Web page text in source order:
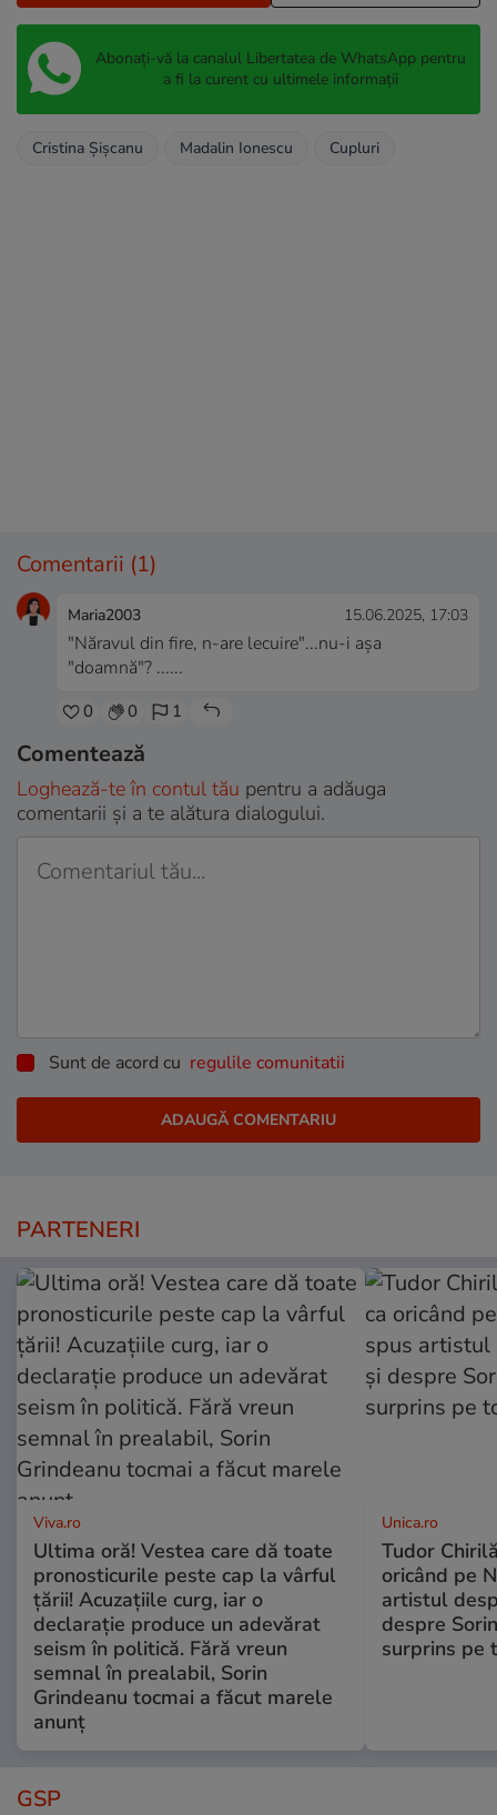
Abonați-vă la canalul Libertatea de WhatsApp pentru
a fi la curent cu ultimele informații
Cristina Șișcanu Madalin Ionescu Cupluri
Comentarii (1)
Maria2003 15.06.2025, 17:03
"Năravul din fire, n-are lecuire"...nu-i așa
"doamnă"? ......
0 0 1
Comentează
Loghează-te în contul tău pentru a adăuga
comentarii și a te alătura dialogului.
Sunt de acord cu regulile comunitatii
PARTENERI
Viva.ro
Ultima oră! Vestea care dă toate
pronosticurile peste cap la vârful
țării! Acuzațiile curg, iar o
declarație produce un adevărat
seism în politică. Fără vreun
semnal în prealabil, Sorin
Grindeanu tocmai a făcut marele
anunț
Unica.ro
Tudor
oricând pe
artistul
despre
surprins pe
GSP